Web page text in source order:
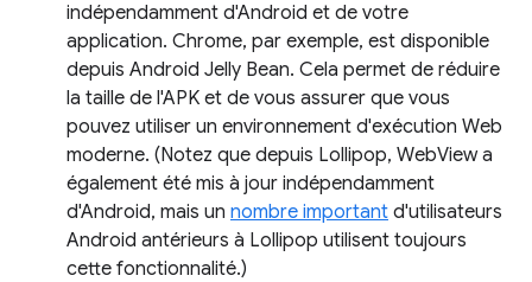
indépendamment d'Android et de votre
application. Chrome, par exemple, est disponible
depuis Android Jelly Bean. Cela permet de réduire
la taille de l'APK et de vous assurer que vous
pouvez utiliser un environnement d'exécution Web
moderne. (Notez que depuis Lollipop, WebView a
également été mis à jour indépendamment
d'Android, mais un nombre important d'utilisateurs
Android antérieurs à Lollipop utilisent toujours
cette fonctionnalité.)